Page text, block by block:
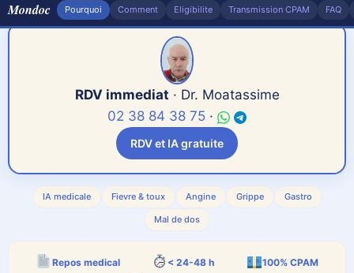
Mondoc Pourquoi Comment Eligibilite Transmission CPAM FAQ
RDV immediat · Dr. Moatassime
02 38 84 38 75 ·
RDV et IA gratuite
Étape1sur7
IA medicale Fievre & toux Angine Grippe Gastro
Mal de dos
Repos medical < 24-48 h
100% CPAM